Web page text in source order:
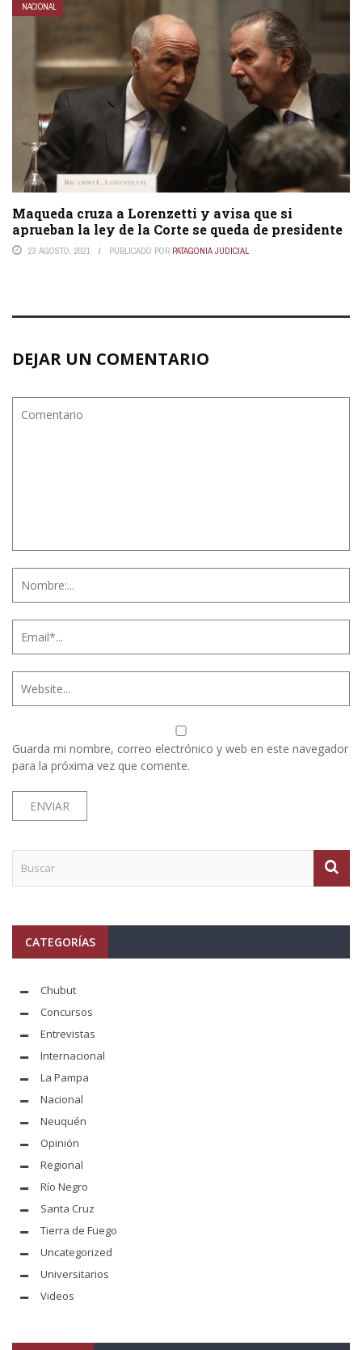
NACIONAL
Maqueda cruza a Lorenzetti y avisa que si
aprueban la ley de la Corte se queda de presidente
23 AGOSTO, 2021 PUBLICADO POR PATAGONIA JUDICIAL
DEJAR UN COMENTARIO
Guarda mi nombre, correo electrónico y web en este navegador
para la próxima vez que comente.
CATEGORÍAS
Chubut
Concursos
Entrevistas
Internacional
La Pampa
Nacional
Neuquén
Opinión
Regional
Río Negro
Santa Cruz
Tierra de Fuego
Uncategorized
Universitarios
Videos